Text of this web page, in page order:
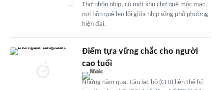
Thơ nhộn nhịp, có một khu chợ quê mộc mạc,
nơi hồn quê len lỏi giữa nhịp sống phố phường
hiện đại.
Điểm tựa vững chắc cho người
cao tuổi
Những năm qua, Câu lạc bộ (CLB) liên thế hệ